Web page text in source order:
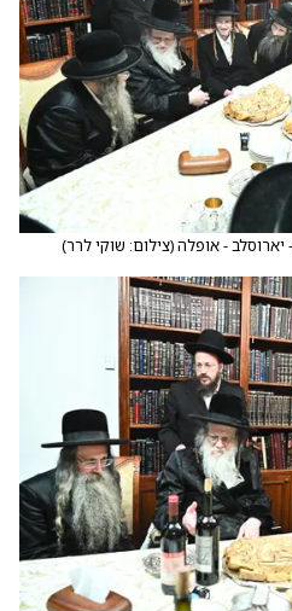
יארוסלב - אופלה(צילום: שוקי לרר)